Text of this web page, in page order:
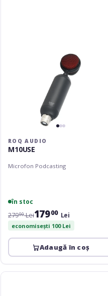
ROQ AUDIO
M10USE
Microfon Podcasting
în stoc
27900Lei17900 Lei
economisești 100 Lei
Adaugă în coș
LD